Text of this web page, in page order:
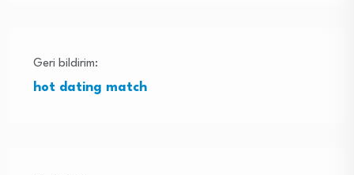
Geri bildirim:
hot dating match